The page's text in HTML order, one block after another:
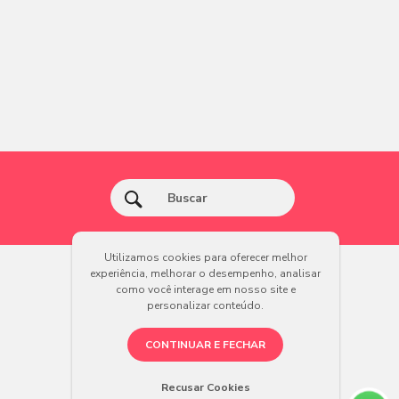
Utilizamos cookies para oferecer melhor
experiência, melhorar o desempenho, analisar
como você interage em nosso site e
personalizar conteúdo.
CONTINUAR E FECHAR
Recusar Cookies